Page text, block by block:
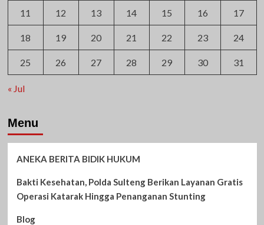
11 12 13 14 15 16 17
18 19 20 21 22 23 24
25 26 27 28 29 30 31
« Jul
Menu
ANEKA BERITA BIDIK HUKUM
Bakti Kesehatan, Polda Sulteng Berikan Layanan Gratis
Operasi Katarak Hingga Penanganan Stunting
Blog